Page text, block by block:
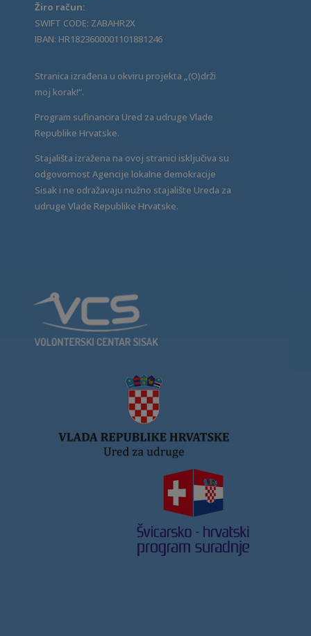
Žiro račun:
SWIFT CODE: ZABAHR2X
IBAN: HR1823600001101881246
Stranica izrađena u okviru projekta „(O)drži
moj korak!“.
Program sufinancira Ured za udruge Vlade
Republike Hrvatske.
Stajališta izražena na ovoj stranici isključiva su
odgovornost Agencije lokalne demokracije
Sisak i ne odražavaju nužno stajalište Ureda za
udruge Vlade Republike Hrvatske.